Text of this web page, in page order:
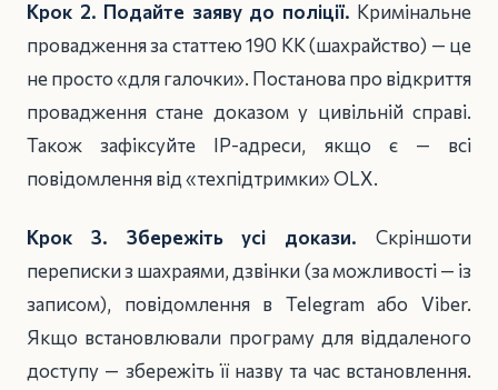
Крок 2. Подайте заяву до поліції. Кримінальне
провадження за статтею 190 КК (шахрайство) — це
не просто «для галочки». Постанова про відкриття
провадження стане доказом у цивільній справі.
Також зафіксуйте IP-адреси, якщо є — всі
повідомлення від «техпідтримки» OLX.
Крок 3. Збережіть усі докази. Скріншоти
переписки з шахраями, дзвінки (за можливості — із
записом), повідомлення в Telegram або Viber.
Якщо встановлювали програму для віддаленого
доступу — збережіть її назву та час встановлення.